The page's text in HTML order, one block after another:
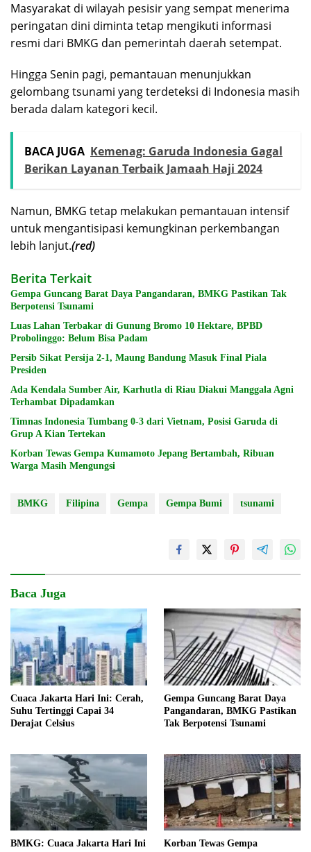
Masyarakat di wilayah pesisir yang sempat menerima
peringatan dini diminta tetap mengikuti informasi
resmi dari BMKG dan pemerintah daerah setempat.
Hingga Senin pagi, pemantauan menunjukkan
gelombang tsunami yang terdeteksi di Indonesia masih
berada dalam kategori kecil.
BACA JUGA Kemenag: Garuda Indonesia Gagal
Berikan Layanan Terbaik Jamaah Haji 2024
Namun, BMKG tetap melakukan pemantauan intensif
untuk mengantisipasi kemungkinan perkembangan
lebih lanjut.(red)
Berita Terkait
Gempa Guncang Barat Daya Pangandaran, BMKG Pastikan Tak
Berpotensi Tsunami
Luas Lahan Terbakar di Gunung Bromo 10 Hektare, BPBD
Probolinggo: Belum Bisa Padam
Persib Sikat Persija 2-1, Maung Bandung Masuk Final Piala
Presiden
Ada Kendala Sumber Air, Karhutla di Riau Diakui Manggala Agni
Terhambat Dipadamkan
Timnas Indonesia Tumbang 0-3 dari Vietnam, Posisi Garuda di
Grup A Kian Tertekan
Korban Tewas Gempa Kumamoto Jepang Bertambah, Ribuan
Warga Masih Mengungsi
BMKG Filipina Gempa Gempa Bumi tsunami
Baca Juga
Cuaca Jakarta Hari Ini: Cerah,
Suhu Tertinggi Capai 34
Derajat Celsius
Gempa Guncang Barat Daya
Pangandaran, BMKG Pastikan
Tak Berpotensi Tsunami
BMKG: Cuaca Jakarta Hari Ini
Korban Tewas Gempa